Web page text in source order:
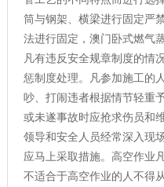
筒与钢架、横梁进行固定严
法进行固定，澳门卧式燃气
凡有违反安全规章制度的情
惩制度处理。凡参加施工的
吵、打闹违者根据情节轻重
或未遂事故时应抢求伤员和
领导和安全人员经常深入现
应马上采取措施。高空作业
不适合于高空作业的人不得